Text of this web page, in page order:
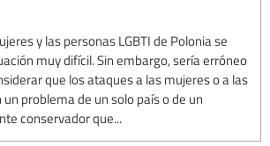
y las personas LGBTI de Polonia se
muy difícil. Sin embargo, sería erróneo
que los ataques a las mujeres o a las
un problema de un solo país o de un
conservador que...